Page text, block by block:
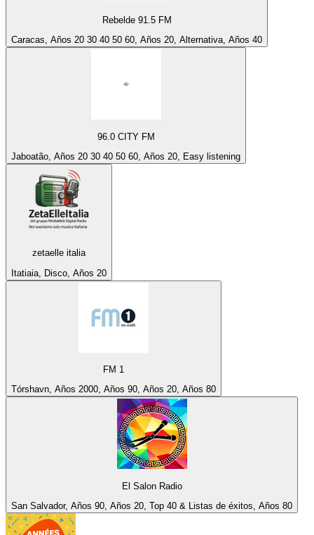
Rebelde 91.5 FM
Caracas, Años 20 30 40 50 60, Años 20, Alternativa, Años 40
96.0 CITY FM
Jaboatão, Años 20 30 40 50 60, Años 20, Easy listening
zetaelle italia
Itatiaia, Disco, Años 20
FM 1
Tórshavn, Años 2000, Años 90, Años 20, Años 80
El Salon Radio
San Salvador, Años 90, Años 20, Top 40 & Listas de éxitos, Años 80